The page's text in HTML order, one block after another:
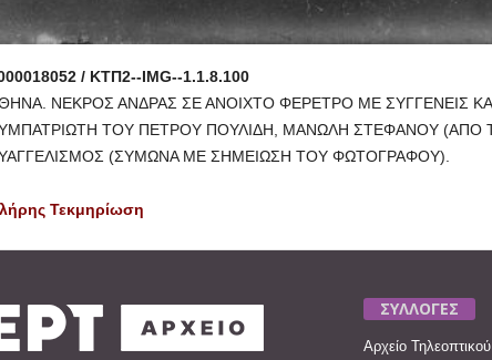
/ ΚΤΠ2--IMG--1.1.8.100
ΝΕΚΡΟΣ ΑΝΔΡΑΣ ΣΕ ΑΝΟΙΧΤΟ ΦΕΡΕΤΡΟ ΜΕ ΣΥΓΓΕΝΕΙΣ
ΤΟΥ ΠΕΤΡΟΥ ΠΟΥΛΙΔΗ, ΜΑΝΩΛΗ ΣΤΕΦΑΝΟΥ (ΑΠΟ
(ΣΥMΩΝΑ ΜΕ ΣΗΜΕΙΩΣΗ ΤΟΥ ΦΩΤΟΓΡΑΦΟΥ).
Τεκμηρίωση
ΣΥΛΛΟΓΕΣ
Αρχείο